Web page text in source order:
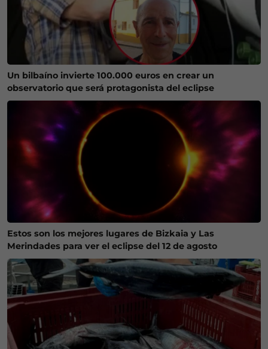
Un bilbaíno invierte 100.000 euros en crear un
observatorio que será protagonista del eclipse
Estos son los mejores lugares de Bizkaia y Las
Merindades para ver el eclipse del 12 de agosto